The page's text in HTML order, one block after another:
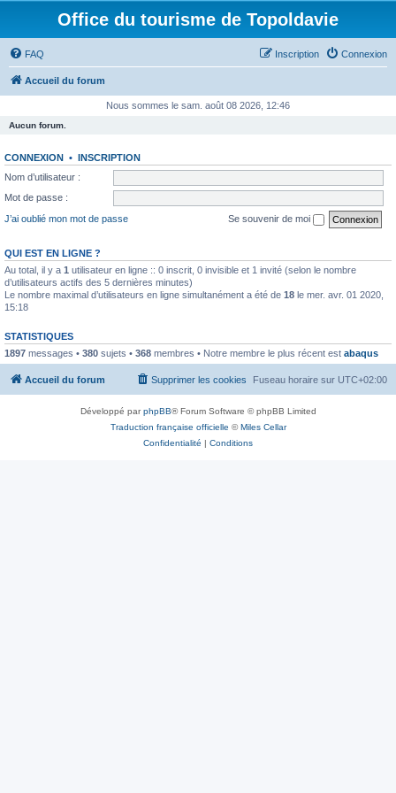
Office du tourisme de Topoldavie
FAQ Connexion
Inscription
Accueil du forum
Nous sommes le sam. août 08 2026, 12:46
Aucun forum.
CONNEXION • INSCRIPTION
Nom d’utilisateur :
Mot de passe :
J’ai oublié mon mot de passe
Se souvenir de moi
QUI EST EN LIGNE ?
Au total, il y a 1 utilisateur en ligne :: 0 inscrit, 0 invisible et 1 invité (selon le nombre
d’utilisateurs actifs des 5 dernières minutes)
Le nombre maximal d’utilisateurs en ligne simultanément a été de 18 le mer. avr. 01 2020,
15:18
STATISTIQUES
1897 messages • 380 sujets • 368 membres • Notre membre le plus récent est abaqus
Accueil du forum Fuseau horaire sur UTC+02:00
Supprimer les cookies
Développé parphpBB® Forum Software © phpBB Limited
Traduction française officielle ©Miles Cellar
Confidentialité | Conditions